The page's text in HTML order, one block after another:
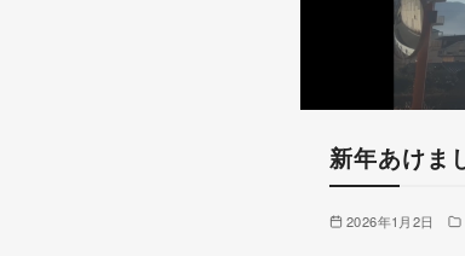
新年あけま
2026年1月2日